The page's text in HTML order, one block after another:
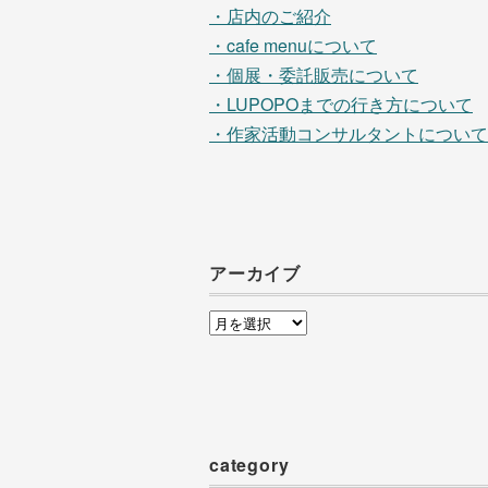
・店内のご紹介
・cafe menuについて
・個展・委託販売について
・LUPOPOまでの行き方について
・作家活動コンサルタントについて
アーカイブ
ア
category